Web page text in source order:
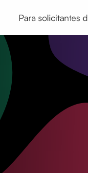
Para solicitantes